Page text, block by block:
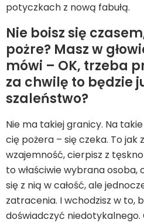
potyczkach z nową fabułą.
Nie boisz się
pożre? Masz w
mówi – OK, trzeba
za chwilę to będzie
szaleństwo?
Nie ma takiej granicy. Na
cię pożera – się czeka. To jak
wzajemność, cierpisz z
to właściwie wybrana osoba,
się z nią w całość, ale
zatracenia. I wchodzisz w to,
doświadczyć niedotykalnego.